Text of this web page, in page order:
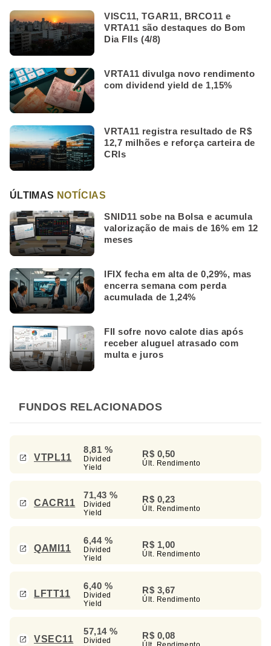
VISC11, TGAR11, BRCO11 e
VRTA11 são destaques do Bom
Dia FIIs (4/8)
VRTA11 divulga novo rendimento
com dividend yield de 1,15%
VRTA11 registra resultado de R$
12,7 milhões e reforça carteira de
CRIs
ÚLTIMAS NOTÍCIAS
SNID11 sobe na Bolsa e acumula
valorização de mais de 16% em 12
meses
IFIX fecha em alta de 0,29%, mas
encerra semana com perda
acumulada de 1,24%
FII sofre novo calote dias após
receber aluguel atrasado com
multa e juros
FUNDOS RELACIONADOS
VTPL11
8,81 %
Divided
Yield
R$ 0,50
Últ. Rendimento
CACR11
71,43 %
Divided
Yield
R$ 0,23
Últ. Rendimento
QAMI11
6,44 %
Divided
Yield
R$ 1,00
Últ. Rendimento
LFTT11
6,40 %
Divided
Yield
R$ 3,67
Últ. Rendimento
VSEC11
57,14 %
Divided
R$ 0,08